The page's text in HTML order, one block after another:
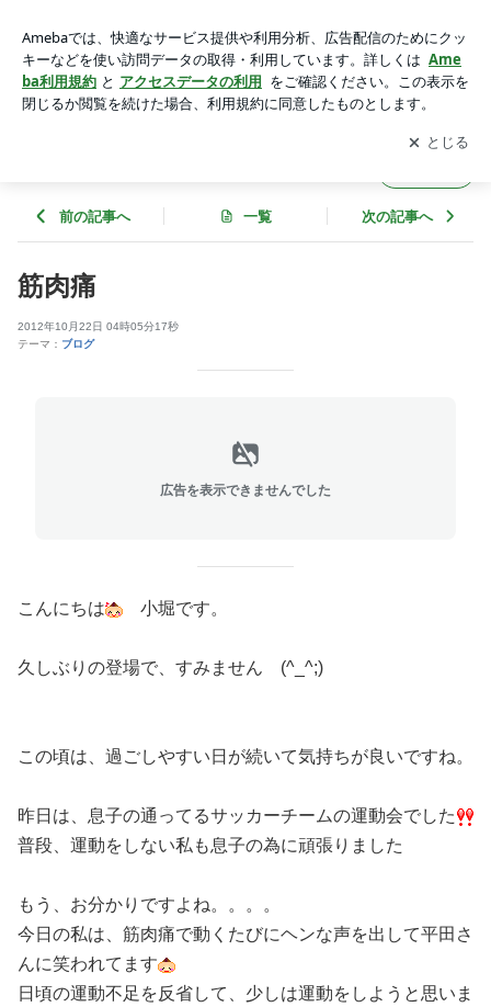
アプリをダウンロードして ブログの更新通知
を受け取りまし
ょう。
開く
前の記事へ 一覧 次の記事へ
筋肉痛
2012年10月22日 04時05分17秒
テーマ： ブログ
広告を表示できませんでした
こんにちは 小堀です。
久しぶりの登場で、すみません (^_^;)
この頃は、過ごしやすい日が続いて気持ちが良いですね。
昨日は、息子の通ってるサッカーチームの運動会でした
普段、運動をしない私も息子の為に頑張りました
もう、お分かりですよね。。。。
今日の私は、筋肉痛で動くたびにヘンな声を出して平田さ
んに笑われてます
日頃の運動不足を反省して、少しは運動をしようと思いま